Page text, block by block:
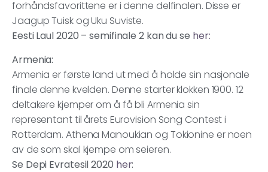
forhåndsfavorittene er i denne delfinalen. Disse er
Jaagup Tuisk og Uku Suviste.
Eesti Laul 2020 – semifinale 2 kan du se her:
Armenia:
Armenia er første land ut med å holde sin nasjonale
finale denne kvelden. Denne starter klokken 1900. 12
deltakere kjemper om å få bli Armenia sin
representant til årets Eurovision Song Contest i
Rotterdam. Athena Manoukian og Tokionine er noen
av de som skal kjempe om seieren.
Se Depi Evratesil 2020 her: